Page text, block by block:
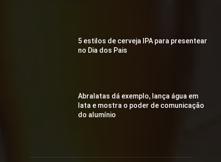
5 estilos de cerveja IPA para presentear
no Dia dos Pais
Abralatas dá exemplo, lança água em
lata e mostra o poder de comunicação
do alumínio